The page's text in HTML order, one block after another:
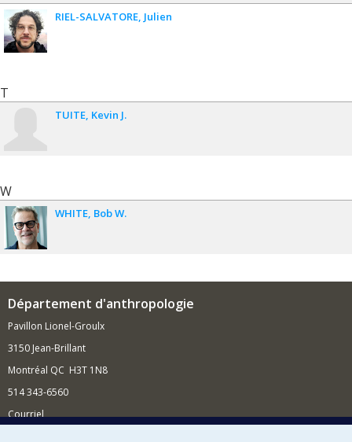
RIEL-SALVATORE Julien
T
TUITE Kevin J.
W
WHITE Bob W.
Département d'anthropologie
Pavillon Lionel-Groulx
3150 Jean-Brillant
Montréal QC H3T 1N8
514 343-6560
Courriel